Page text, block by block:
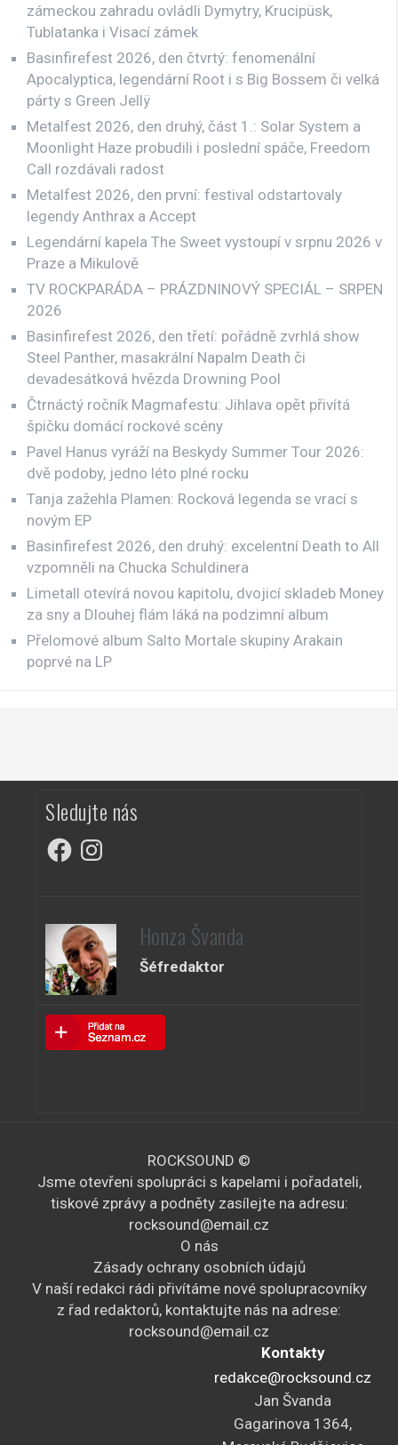
zámeckou zahradu ovládli Dymytry, Krucipüsk,
Tublatanka i Visací zámek
Basinfirefest 2026, den čtvrtý: fenomenální
Apocalyptica, legendární Root i s Big Bossem či velká
párty s Green Jellÿ
Metalfest 2026, den druhý, část 1.: Solar System a
Moonlight Haze probudili i poslední spáče, Freedom
Call rozdávali radost
Metalfest 2026, den první: festival odstartovaly
legendy Anthrax a Accept
Legendární kapela The Sweet vystoupí v srpnu 2026 v
Praze a Mikulově
TV ROCKPARÁDA – PRÁZDNINOVÝ SPECIÁL – SRPEN
2026
Basinfirefest 2026, den třetí: pořádně zvrhlá show
Steel Panther, masakrální Napalm Death či
devadesátková hvězda Drowning Pool
Čtrnáctý ročník Magmafestu: Jihlava opět přivítá
špičku domácí rockové scény
Pavel Hanus vyráží na Beskydy Summer Tour 2026:
dvě podoby, jedno léto plné rocku
Tanja zažehla Plamen: Rocková legenda se vrací s
novým EP
Basinfirefest 2026, den druhý: excelentní Death to All
vzpomněli na Chucka Schuldinera
Limetall otevírá novou kapitolu, dvojicí skladeb Money
za sny a Dlouhej flám láká na podzimní album
Přelomové album Salto Mortale skupiny Arakain
poprvé na LP
Sledujte nás
FacebookInstagram
Honza Švanda
Šéfredaktor
ROCKSOUND ©
Jsme otevřeni spolupráci s kapelami i pořadateli,
tiskové zprávy a podněty zasílejte na adresu:
rocksound@email.cz
O nás
Zásady ochrany osobních údajů
V naší redakci rádi přivítáme nové spolupracovníky
z řad redaktorů, kontaktujte nás na adrese:
rocksound@email.cz
Kontakty
redakce@rocksound.cz
Jan Švanda
Gagarinova 1364,